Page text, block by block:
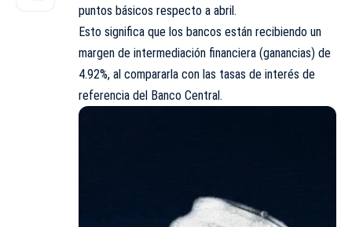
puntos básicos respecto a abril.
Esto significa que los bancos están recibiendo un
margen de intermediación financiera (ganancias) de
4.92%, al compararla con las tasas de interés de
referencia del Banco Central.